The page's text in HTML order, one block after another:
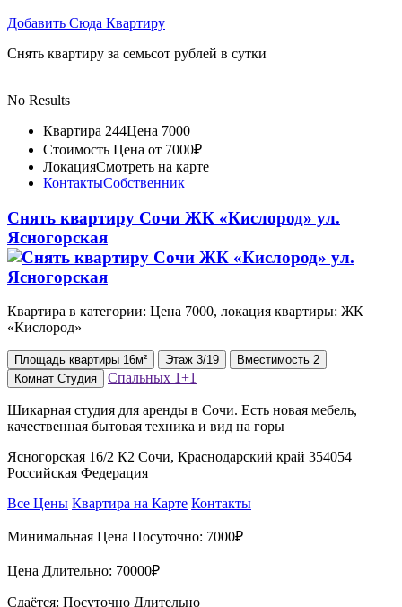
Добавить Сюда Квартиру
Снять квартиру за семьсот рублей в сутки
No Results
Квартира 244Цена 7000
Стоимость Цена от 7000₽
ЛокацияСмотреть на карте
КонтактыСобственник
Снять квартиру Сочи ЖК «Кислород» ул.
Ясногорская
Квартира в категории: Цена 7000, локация квартиры: ЖК
«Кислород»
Площадь квартиры 16м² Этаж 3/19 Вместимость 2
Комнат Студия Спальных 1+1
Шикарная студия для аренды в Сочи. Есть новая мебель,
качественная бытовая техника и вид на горы
Ясногорская 16/2 К2 Сочи, Краснодарский край 354054
Российская Федерация
Все Цены Квартира на Карте Контакты
Минимальная Цена Посуточно: 7000₽
Цена Длительно: 70000₽
Сдаётся: Посуточно Длительно